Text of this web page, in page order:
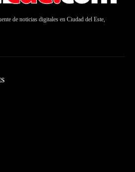
de noticias digitales en Ciudad del Este,